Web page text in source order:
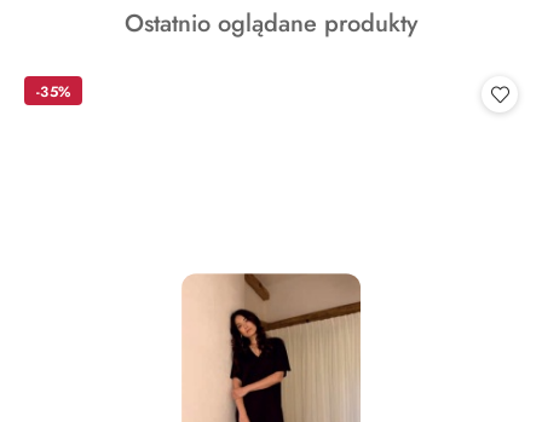
statusie:
Produkty
Ostatnio oglądane produkty
-35%